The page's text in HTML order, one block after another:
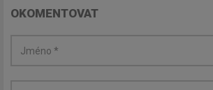
OKOMENTOVAT